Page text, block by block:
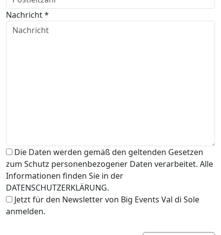
Nachricht *
Die Daten werden gemäß den geltenden Gesetzen
zum Schutz personenbezogener Daten verarbeitet. Alle
Informationen finden Sie in der
DATENSCHUTZERKLÄRUNG.
Jetzt für den Newsletter von Big Events Val di Sole
anmelden.